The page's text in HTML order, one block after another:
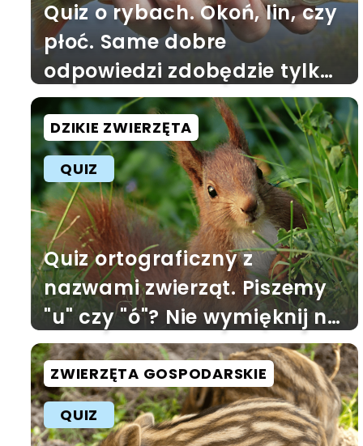
Quiz o rybach. Okoń, lin, czy
płoć. Same dobre
odpowiedzi zdobędzie tylko
mistrz wędki
DZIKIE ZWIERZĘTA
QUIZ
Quiz ortograficzny z
nazwami zwierząt. Piszemy
"u" czy "ó"? Nie wymięknij na
trzecim pytaniu
ZWIERZĘTA GOSPODARSKIE
QUIZ